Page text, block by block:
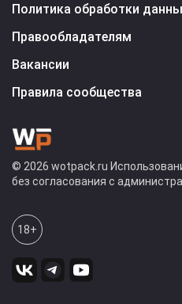
Политика обработки
Правообладателям
Вакансии
Правила сообщества
© 2026 wotpack.ru
без согласования с
18+